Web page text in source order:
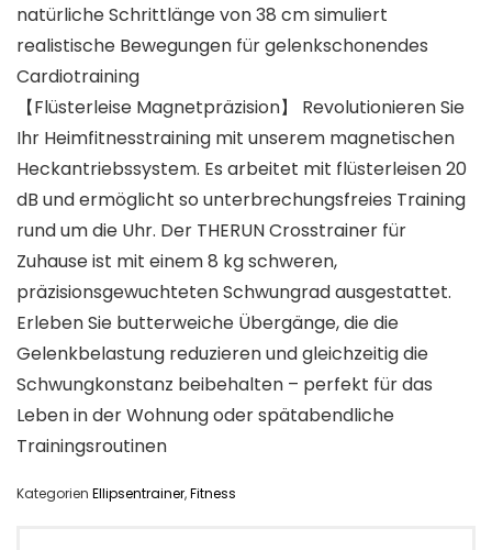
natürliche Schrittlänge von 38 cm simuliert
realistische Bewegungen für gelenkschonendes
Cardiotraining
【Flüsterleise Magnetpräzision】 Revolutionieren Sie
Ihr Heimfitnesstraining mit unserem magnetischen
Heckantriebssystem. Es arbeitet mit flüsterleisen 20
dB und ermöglicht so unterbrechungsfreies Training
rund um die Uhr. Der THERUN Crosstrainer für
Zuhause ist mit einem 8 kg schweren,
präzisionsgewuchteten Schwungrad ausgestattet.
Erleben Sie butterweiche Übergänge, die die
Gelenkbelastung reduzieren und gleichzeitig die
Schwungkonstanz beibehalten – perfekt für das
Leben in der Wohnung oder spätabendliche
Trainingsroutinen
Kategorien Ellipsentrainer,Fitness